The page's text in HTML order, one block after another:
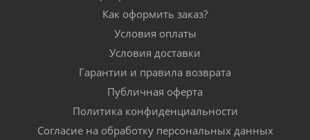
Как оформить заказ?
Условия оплаты
Условия доставки
Гарантии и правила возврата
Публичная оферта
Политика конфиденциальности
Согласие на обработку персональных данных